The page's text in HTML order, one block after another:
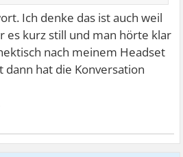
Ich denke das ist auch weil
es kurz still und man hörte klar
nach meinem Headset
dann hat die Konversation